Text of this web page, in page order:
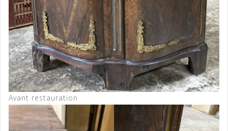
Avant restauration